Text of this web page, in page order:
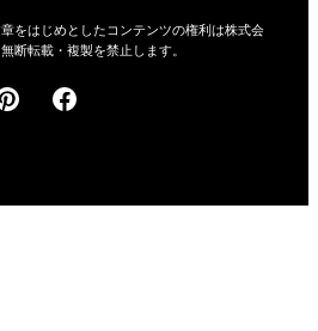
をはじめとしたコンテンツの権利は株式会
断転載・複製を禁止します。